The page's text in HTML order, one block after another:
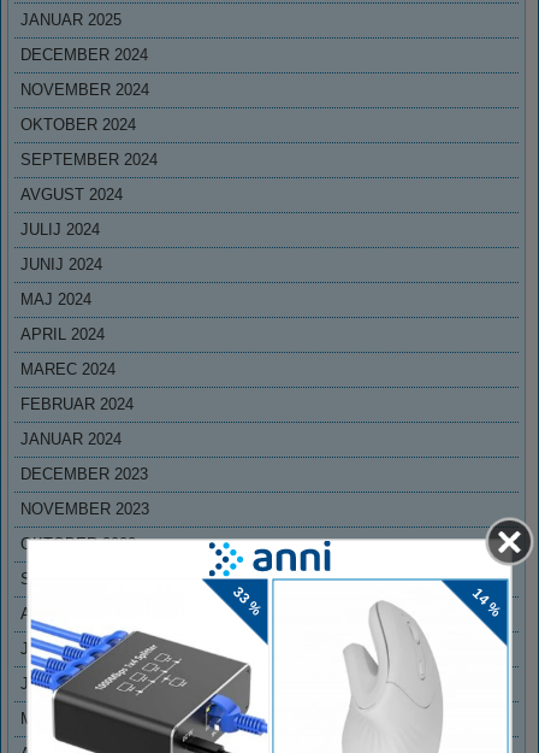
JANUAR 2025
DECEMBER 2024
NOVEMBER 2024
OKTOBER 2024
SEPTEMBER 2024
AVGUST 2024
JULIJ 2024
JUNIJ 2024
MAJ 2024
APRIL 2024
MAREC 2024
FEBRUAR 2024
JANUAR 2024
DECEMBER 2023
NOVEMBER 2023
OKTOBER 2023
SEPTEMBER 2023
AVGUST 2023
JULIJ 2023
JUNIJ 2023
MAJ 2023